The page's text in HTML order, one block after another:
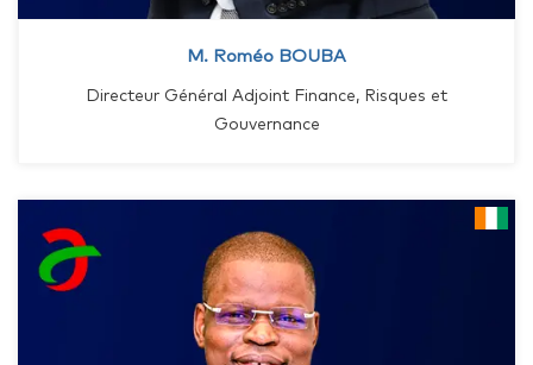
M. Roméo BOUBA
Directeur Général Adjoint Finance, Risques et
Gouvernance